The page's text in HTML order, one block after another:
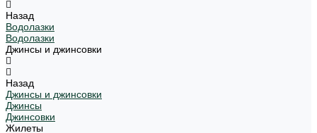
Назад
Водолазки
Водолазки
Джинсы и джинсовки
Назад
Джинсы и джинсовки
Джинсы
Джинсовки
Жилеты